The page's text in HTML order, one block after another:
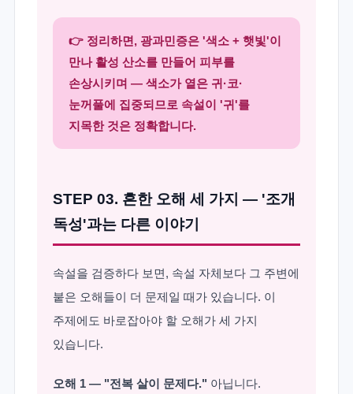
👉 정리하면, 광과민증은 '색소 + 햇빛'이
만나 활성 산소를 만들어 피부를
손상시키며 — 색소가 옅은 귀·코·
눈꺼풀에 집중되므로 속설이 '귀'를
지목한 것은 정확합니다.
STEP 03. 흔한 오해 세 가지 — '조개
독성'과는 다른 이야기
속설을 검증하다 보면, 속설 자체보다 그 주변에
붙은 오해들이 더 문제일 때가 있습니다. 이
주제에도 바로잡아야 할 오해가 세 가지
있습니다.
오해 1 — "전복 살이 문제다." 아닙니다.